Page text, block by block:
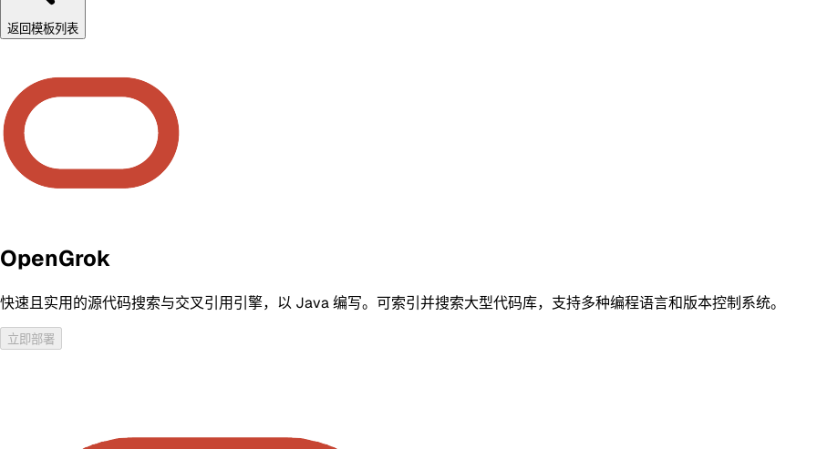
返回模板列表
OpenGrok
快速且实用的源代码搜索与交叉引用引擎，以 Java 编写。可索引并搜索大型代码库，支持多种编程语言和版本控制系统。
立即部署